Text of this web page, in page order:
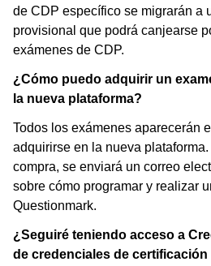
de CDP específico se migrarán a
provisional que podrá canjearse
exámenes de CDP.
¿Cómo puedo adquirir un
la nueva plataforma?
Todos los exámenes aparecerán
adquirirse en la nueva
compra, se enviará un correo
sobre cómo programar y realizar
Questionmark.
¿Seguiré teniendo acceso a
de credenciales de